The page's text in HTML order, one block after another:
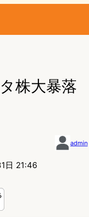
株大暴落
admin
日 21:46